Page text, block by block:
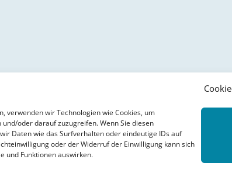
verwenden wir Technologien wie Cookies, um
oder darauf zuzugreifen. Wenn Sie diesen
Daten wie das Surfverhalten oder eindeutige IDs auf
oder der Widerruf der Einwilligung kann sich
und Funktionen auswirken.